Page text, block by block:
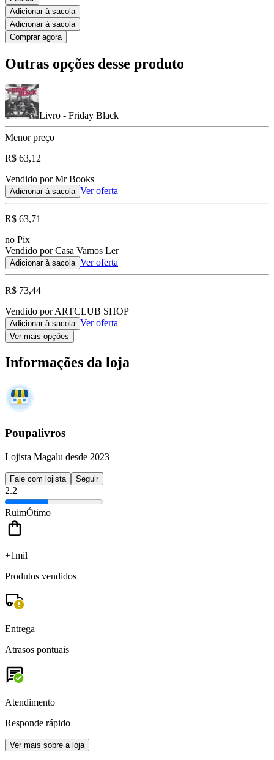
Adicionar à sacola
Adicionar à sacola
Comprar agora
Outras opções desse produto
Livro - Friday Black
Menor preço
R$ 63,12
Vendido por Mr Books
Adicionar à sacola Ver oferta
R$ 63,71
no Pix
Vendido por Casa Vamos Ler
Adicionar à sacola Ver oferta
R$ 73,44
Vendido por ARTCLUB SHOP
Adicionar à sacola Ver oferta
Ver mais opções
Informações da loja
Poupalivros
Lojista Magalu desde 2023
Fale com lojista Seguir
2.2
RuimÓtimo
+1mil
Produtos vendidos
Entrega
Atrasos pontuais
Atendimento
Responde rápido
Ver mais sobre a loja